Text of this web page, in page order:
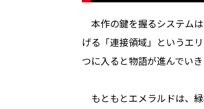
本作の鍵を握るシステム
げる「連接領域」というエ
つに入ると物語が進んでいき
もともとエメラルドは、